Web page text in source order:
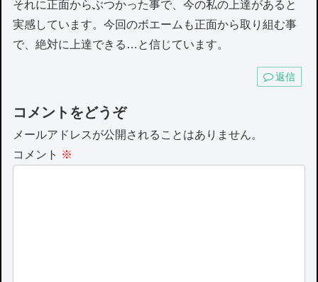
それに正面からぶつかった事で、今の私の上達があると
実感しています。今回のボエームも正面から取り組む事
で、絶対に上達できる…と信じています。
返信
コメントをどうぞ
メールアドレスが公開されることはありません。
コメント ※